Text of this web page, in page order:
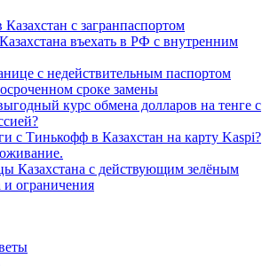
с загранпаспортом
въехать в РФ с внутренним
с недействительным паспортом
сроке замены
курс обмена долларов на тенге с
с Тинькофф в Казахстан на карту Kaspi?
Казахстана с действующим зелёным
и ограничения